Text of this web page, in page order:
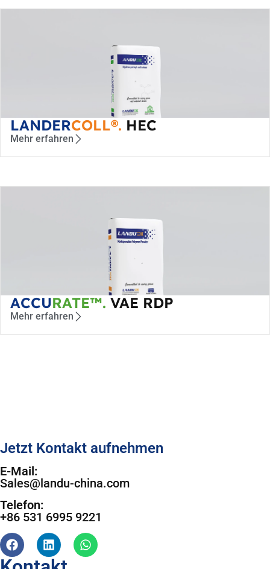
LANDERCOLL®. HEC
Mehr erfahren
ACCURATE™. VAE RDP
Mehr erfahren
Jetzt Kontakt aufnehmen
E-Mail:
Sales@landu-china.com
Telefon:
+86 531 6995 9221